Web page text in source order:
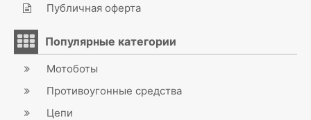
Публичная оферта
Популярные категории
Мотоботы
Противоугонные средства
Цепи